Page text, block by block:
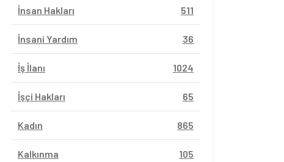
İnsan Hakları 511
İnsani Yardım 36
İş İlanı 1024
İşçi Hakları 65
Kadın 865
Kalkınma 105